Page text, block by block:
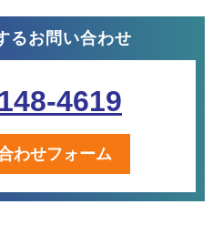
るお問い合わせ
4619
わせフォーム